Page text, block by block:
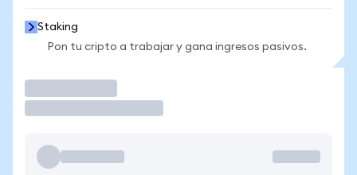
Staking
Pon tu cripto a trabajar y gana ingresos pasivos.